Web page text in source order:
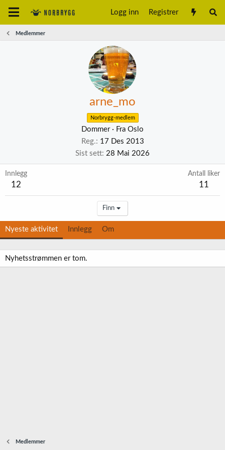
Logg inn Registrer
Medlemmer
arne_mo
Norbrygg-medlem
Dommer · Fra Oslo
Reg.
17 Des 2013
Sist sett 28 Mai 2026
Innlegg
12
Antall liker
11
Finn
Nyeste aktivitet Innlegg Om
Nyhetsstrømmen er tom.
Medlemmer